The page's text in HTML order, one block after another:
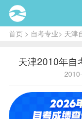
首页> 自考专业> 天津
天津2010年自